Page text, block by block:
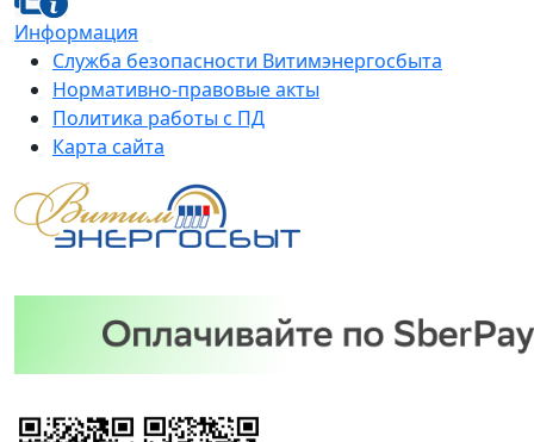
Информация
Служба безопасности Витимэнергосбыта
Нормативно-правовые акты
Политика работы с ПД
Карта сайта